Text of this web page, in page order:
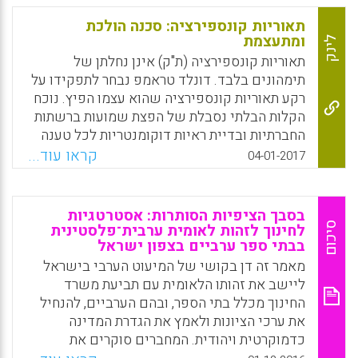
בגן באמצעות עבודת צילום בפועל של הילדים
במצלמות דיגיטליות ובאמצעות צפייה בתצלומים
ממקורות שונים. ממצאי הניסוי מצביעים על
מרכזיותו של התיווך החינוכי, ומבין המיומנויות
של האוריינות החזותית שנרכשו ניתן להדגיש את
המודעות והרגישות החזותית, יצירתיות וחשיבה
סמלית. היוזמה הופעלה לגילאי שלוש-ארבע בעיר
קטנה בפריפריה בצפון הארץ (אריאל פרידמן).
לינק
תאוריות קונספירציה: סכנה הולכת
ומתעצמת
תאוריות קונספירציה (ת"ק) אינן נחלתן של
תימהונים בלבד. דונלד טראמפ נבחר לתפקידו על
רקע תאוריות קונספירציה שהוא עצמו הפיץ. נוכח
הקלות הבלתי נסבלת של הפצת שמועות ברשתות
החברתיות ובדיית ראיות דוקומנטריות לכל טענה
— האם עלינו להיאבק בתופעה זו כמו
שעושהמערכת החינוך בצרפת? (נתן אודנהיימר).
WhatsApp
Facebook
Email
X
04-01-2017 קראו עוד...
סיכום
בסבך הציפיות הסותרות: אסטרטגיות
לחינוך לזהות לאומית ערבית־פלסטינית
בבתי ספר ערביים בצפון ישראל
מאמר זה דן בקושי של המיעוט הערבי בישראל
ליישב את זהותו הלאומית עם תביעת משרד
החינוך מכלל בתי הספר, ובהם הערביים, להנחיל
את ערכי הציונות ולאמץ את הגדרת המדינה
כדמוקרטית ויהודית. המחברים סוקרים את